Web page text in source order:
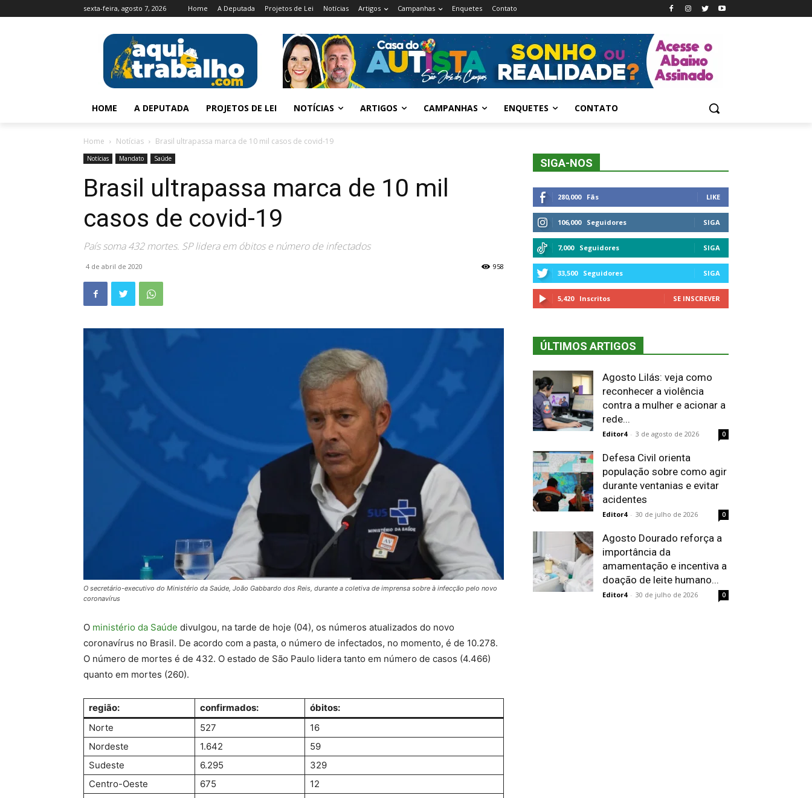
sexta-feira, agosto 7, 2026 Home A Deputada Projetos de Lei Notícias Artigos Campanhas Enquetes Contato
HOME A DEPUTADA PROJETOS DE LEI NOTÍCIAS ARTIGOS CAMPANHAS ENQUETES CONTATO
Home Notícias Brasil ultrapassa marca de 10 mil casos de covid-19
Notícias Mandato Saúde
Brasil ultrapassa marca de 10 mil
casos de covid-19
País soma 432 mortes. SP lidera em óbitos e número de infectados
4 de abril de 2020 958
O secretário-executivo do Ministério da Saúde, João Gabbardo dos Reis, durante a coletiva de imprensa sobre à infecção pelo novo
coronavírus
O ministério da Saúde divulgou, na tarde de hoje (04), os números atualizados do novo
coronavírus no Brasil. De acordo com a pasta, o número de infectados, no momento, é de 10.278.
O número de mortes é de 432. O estado de São Paulo lidera tanto em número de casos (4.466)
quanto em mortes (260).
região: confirmados:
óbitos:
Norte
527
16
Nordeste
1.642
59
Sudeste
6.295
329
Centro-Oeste
675
12
SIGA-NOS
280,000 Fãs LIKE
106,000 Seguidores SIGA
7,000 Seguidores SIGA
33,500 Seguidores SIGA
5,420 Inscritos SE INSCREVER
ÚLTIMOS ARTIGOS
Agosto Lilás: veja como
reconhecer a violência
contra a mulher e acionar a
rede...
Editor4 - 3 de agosto de 2026 0
Defesa Civil orienta
população sobre como agir
durante ventanias e evitar
acidentes
Editor4 - 30 de julho de 2026 0
Agosto Dourado reforça a
importância da
amamentação e incentiva a
doação de leite humano...
Editor4 - 30 de julho de 2026 0